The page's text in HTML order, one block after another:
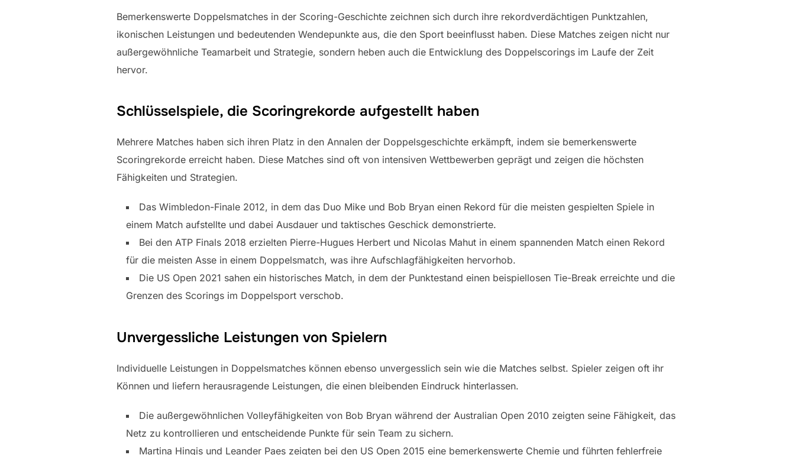
Bemerkenswerte Doppelsmatches in der Scoring-Geschichte zeichnen sich durch ihre rekordverdächtigen Punktzahlen,
ikonischen Leistungen und bedeutenden Wendepunkte aus, die den Sport beeinflusst haben. Diese Matches zeigen nicht nur
außergewöhnliche Teamarbeit und Strategie, sondern heben auch die Entwicklung des Doppelscorings im Laufe der Zeit
hervor.
Schlüsselspiele, die Scoringrekorde aufgestellt haben
Mehrere Matches haben sich ihren Platz in den Annalen der Doppelsgeschichte erkämpft, indem sie bemerkenswerte
Scoringrekorde erreicht haben. Diese Matches sind oft von intensiven Wettbewerben geprägt und zeigen die höchsten
Fähigkeiten und Strategien.
Das Wimbledon-Finale 2012, in dem das Duo Mike und Bob Bryan einen Rekord für die meisten gespielten Spiele in
einem Match aufstellte und dabei Ausdauer und taktisches Geschick demonstrierte.
Bei den ATP Finals 2018 erzielten Pierre-Hugues Herbert und Nicolas Mahut in einem spannenden Match einen Rekord
für die meisten Asse in einem Doppelsmatch, was ihre Aufschlagfähigkeiten hervorhob.
Die US Open 2021 sahen ein historisches Match, in dem der Punktestand einen beispiellosen Tie-Break erreichte und die
Grenzen des Scorings im Doppelsport verschob.
Unvergessliche Leistungen von Spielern
Individuelle Leistungen in Doppelsmatches können ebenso unvergesslich sein wie die Matches selbst. Spieler zeigen oft ihr
Können und liefern herausragende Leistungen, die einen bleibenden Eindruck hinterlassen.
Die außergewöhnlichen Volleyfähigkeiten von Bob Bryan während der Australian Open 2010 zeigten seine Fähigkeit, das
Netz zu kontrollieren und entscheidende Punkte für sein Team zu sichern.
Martina Hingis und Leander Paes zeigten bei den US Open 2015 eine bemerkenswerte Chemie und führten fehlerfreie